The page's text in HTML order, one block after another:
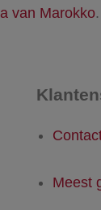
van Marokko.
Meest